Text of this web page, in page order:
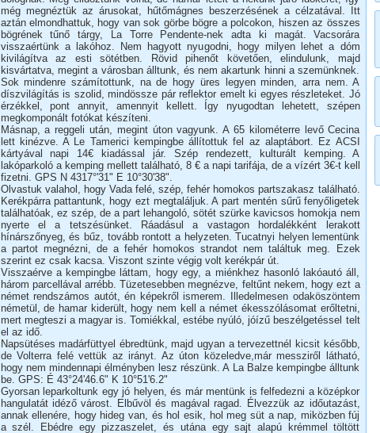
még megnéztük az árusokat, hűtőmágnes beszerzésének a célzatával. Itt
aztán elmondhattuk, hogy van sok görbe bögre a polcokon, hiszen az összes
bögrének tűnő tárgy, La Torre Pendente-nek adta ki magát. Vacsorára
visszaértünk a lakóhoz. Nem hagyott nyugodni, hogy milyen lehet a dóm
kivilágítva az esti sötétben. Rövid pihenőt követően, elindulunk, majd
kisvártatva, megint a városban álltunk, és nem akartunk hinni a szemünknek.
Sok mindenre számítottunk, na de hogy üres legyen minden, arra nem. A
díszvilágítás is szolid, mindössze pár reflektor emelt ki egyes részleteket. Jó
érzékkel, pont annyit, amennyit kellett. Így nyugodtan lehetett, szépen
megkomponált fotókat készíteni.
Másnap, a reggeli után, megint úton vagyunk. A 65 kilométerre levő Cecina
lett kinézve. A Le Tamerici kempingbe állítottuk fel az alaptábort. Ez ACSI
kártyával napi 14€ kiadással jár. Szép rendezett, kulturált kemping. A
lakóparkoló a kemping mellett található, 8 € a napi tarifája, de a vízért 3€-t kell
fizetni. GPS N 4317°'31" E 10°30'38".
Olvastuk valahol, hogy Vada felé, szép, fehér homokos partszakasz található.
Kerékpárra pattantunk, hogy ezt megtaláljuk. A part mentén sűrű fenyőligetek
találhatóak, ez szép, de a part lehangoló, sötét szürke kavicsos homokja nem
nyerte el a tetszésünket. Ráadásul a vastagon hordalékként lerakott
hínárszőnyeg, és bűz, tovább rontott a helyzeten. Tucatnyi helyen lementünk
a partot megnézni, de a fehér homokos strandot nem találtuk meg. Ezek
szerint ez csak kacsa. Viszont szinte végig volt kerékpár út.
Visszaérve a kempingbe láttam, hogy egy, a miénkhez hasonló lakóautó áll,
három parcellával arrébb. Tüzetesebben megnézve, feltűnt nekem, hogy ezt a
német rendszámos autót, én képekről ismerem. Illedelmesen odaköszöntem
németül, de hamar kiderült, hogy nem kell a német ékesszólásomat erőltetni,
mert megteszi a magyar is. Tomiékkal, estébe nyúló, jóízű beszélgetéssel telt
el az idő.
Napsütéses madárfüttyel ébredtünk, majd ugyan a tervezettnél kicsit később,
de Volterra felé vettük az irányt. Az úton közeledve,már messziről látható,
hogy nem mindennapi élményben lesz részünk. A La Balze kempingbe álltunk
be. GPS: É 43°24'46.6" K 10°51'6.2"
Gyorsan leparkoltunk egy jó helyen, és már mentünk is felfedezni a középkor
hangulatát idéző várost. Elbűvöl és magával ragad. Élvezzük az időutazást,
annak ellenére, hogy hideg van, és hol esik, hol meg süt a nap, miközben fúj
a szél. Ebédre egy pizzaszelet, és utána egy sajt alapú krémmel töltött